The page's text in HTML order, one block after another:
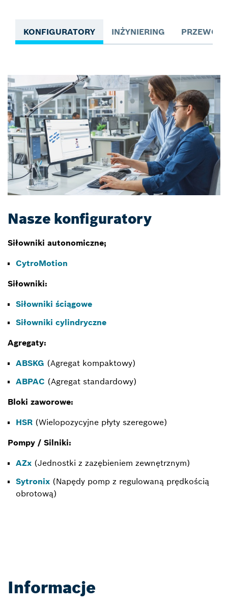
KONFIGURATORY INŻYNIERING
Nasze konfiguratory
Siłowniki autonomiczne;
CytroMotion
Siłowniki:
Siłowniki ściągowe
Siłowniki cylindryczne
Agregaty:
ABSKG (Agregat kompaktowy)
ABPAC (Agregat standardowy)
Bloki zaworowe:
HSR (Wielopozycyjne płyty szeregowe)
Pompy / Silniki:
AZx (Jednostki z zazębieniem zewnętrznym)
Sytronix (Napędy pomp z regulowaną prędkością
obrotową)
Informacje